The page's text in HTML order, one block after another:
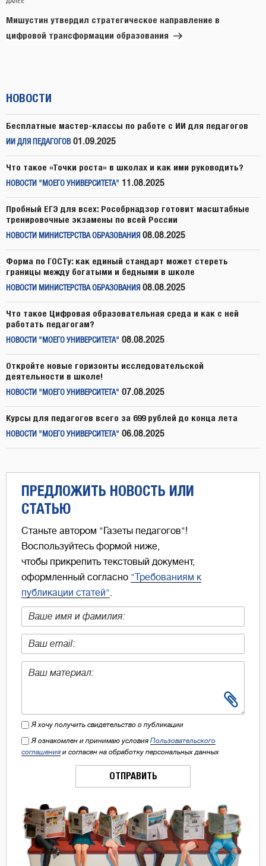
запись
Мишустин утвердил стратегическое направление в
цифровой трансформации образования
НОВОСТИ
Бесплатные мастер-классы по работе с ИИ для педагогов
ИИ ДЛЯ ПЕДАГОГОВ 01.09.2025
Что такое «Точки роста» в школах и как ими руководить?
НОВОСТИ "МОЕГО УНИВЕРСИТЕТА" 11.08.2025
Пробный ЕГЭ для всех: Рособрнадзор готовит масштабные
тренировочные экзамены по всей России
НОВОСТИ МИНИСТЕРСТВА ОБРАЗОВАНИЯ 08.08.2025
Форма по ГОСТу: как единый стандарт может стереть
границы между богатыми и бедными в школе
НОВОСТИ МИНИСТЕРСТВА ОБРАЗОВАНИЯ 08.08.2025
Что такое Цифровая образовательная среда и как с ней
работать педагогам?
НОВОСТИ "МОЕГО УНИВЕРСИТЕТА" 08.08.2025
Откройте новые горизонты исследовательской
деятельности в школе!
НОВОСТИ "МОЕГО УНИВЕРСИТЕТА" 07.08.2025
Курсы для педагогов всего за 699 рублей до конца лета
НОВОСТИ "МОЕГО УНИВЕРСИТЕТА" 06.08.2025
ПРЕДЛОЖИТЬ НОВОСТЬ ИЛИ
СТАТЬЮ
Станьте автором "Газеты педагогов"!
Воспользуйтесь формой ниже,
чтобы прикрепить текстовый документ,
оформленный согласно "Требованиям к
публикации статей".
Я хочу получить свидетельство о публикации
Я ознакомлен и принимаю условия Пользовательского
соглашения и согласен на обработку персональных данных
ОТПРАВИТЬ